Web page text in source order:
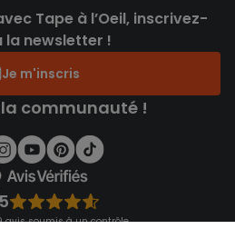
Tape à l’Oeil, inscrivez-
la newsletter !
Je m'inscris
la communauté !
avis soumis à un contrôle